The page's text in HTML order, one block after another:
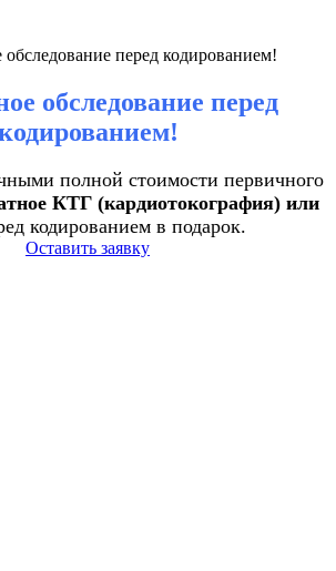
обследование перед
полной стоимости первичного
КТГ (кардиотокография) или
кодированием в подарок.
Оставить заявку